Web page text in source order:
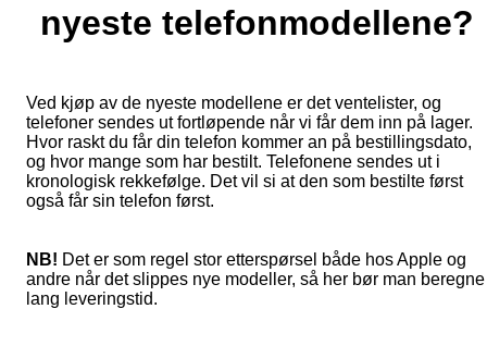
nyeste telefonmodellene?
Ved kjøp av de nyeste modellene er det ventelister, og
telefoner sendes ut fortløpende når vi får dem inn på lager.
Hvor raskt du får din telefon kommer an på bestillingsdato,
og hvor mange som har bestilt. Telefonene sendes ut i
kronologisk rekkefølge. Det vil si at den som bestilte først
også får sin telefon først.
NB! Det er som regel stor etterspørsel både hos Apple og
andre når det slippes nye modeller, så her bør man beregne
lang leveringstid.